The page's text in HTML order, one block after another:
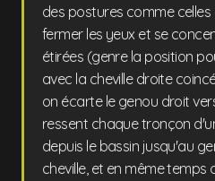
des postures comme celles
fermer les yeux et se
étirées (genre la position
avec la cheville droite
on écarte le genou droit
ressent chaque tronçon
depuis le bassin jusqu'au
cheville, et en même temps